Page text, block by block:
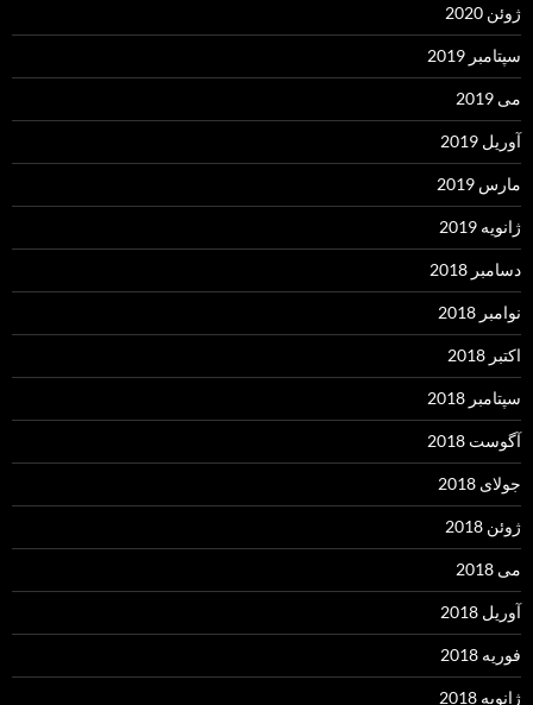
ژوئن 2020
سپتامبر 2019
می 2019
آوریل 2019
مارس 2019
ژانویه 2019
دسامبر 2018
نوامبر 2018
اکتبر 2018
سپتامبر 2018
آگوست 2018
جولای 2018
ژوئن 2018
می 2018
آوریل 2018
فوریه 2018
ژانویه 2018